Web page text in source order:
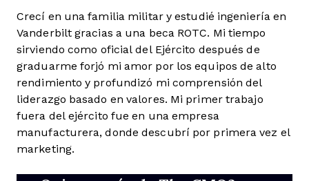
Crecí en una familia militar y estudié ingeniería en
Vanderbilt gracias a una beca ROTC. Mi tiempo
sirviendo como oficial del Ejército después de
graduarme forjó mi amor por los equipos de alto
rendimiento y profundizó mi comprensión del
liderazgo basado en valores. Mi primer trabajo
fuera del ejército fue en una empresa
manufacturera, donde descubrí por primera vez el
marketing.